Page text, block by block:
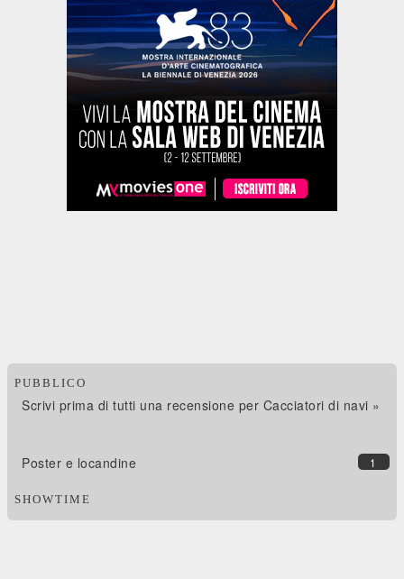
PUBBLICO
Scrivi prima di tutti una recensione per Cacciatori di navi »
1
Poster e locandine
SHOWTIME